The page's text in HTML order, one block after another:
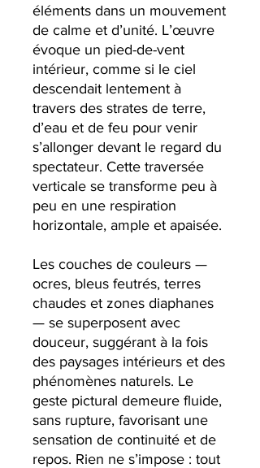
éléments dans un mouvement
de calme et d’unité. L’œuvre
évoque un pied-de-vent
intérieur, comme si le ciel
descendait lentement à
travers des strates de terre,
d’eau et de feu pour venir
s’allonger devant le regard du
spectateur. Cette traversée
verticale se transforme peu à
peu en une respiration
horizontale, ample et apaisée.
Les couches de couleurs —
ocres, bleus feutrés, terres
chaudes et zones diaphanes
— se superposent avec
douceur, suggérant à la fois
des paysages intérieurs et des
phénomènes naturels. Le
geste pictural demeure fluide,
sans rupture, favorisant une
sensation de continuité et de
repos. Rien ne s’impose : tout